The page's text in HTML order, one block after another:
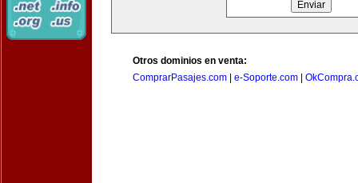
Otros dominios en venta:
ComprarPasajes.com
e-Soporte.com